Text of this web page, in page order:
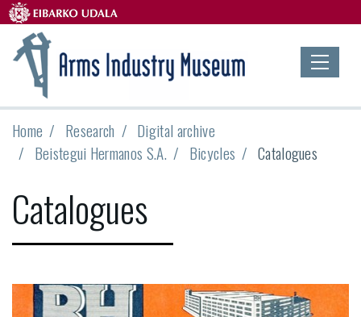
Home Research
Digital archive
Beistegui Hermanos S.A.
Bicycles Catalogues
Catalogues